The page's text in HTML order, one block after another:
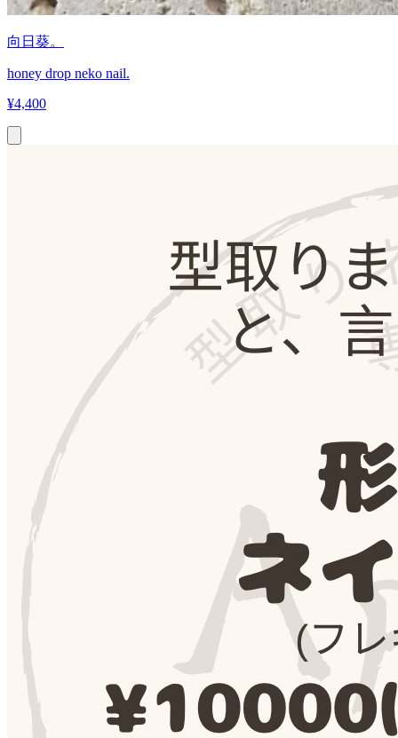
向日葵。
honey drop neko nail.
¥4,400